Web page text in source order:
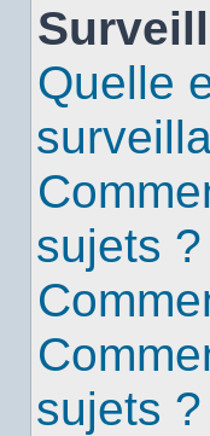
Quelle
sujets ?
sujets ?